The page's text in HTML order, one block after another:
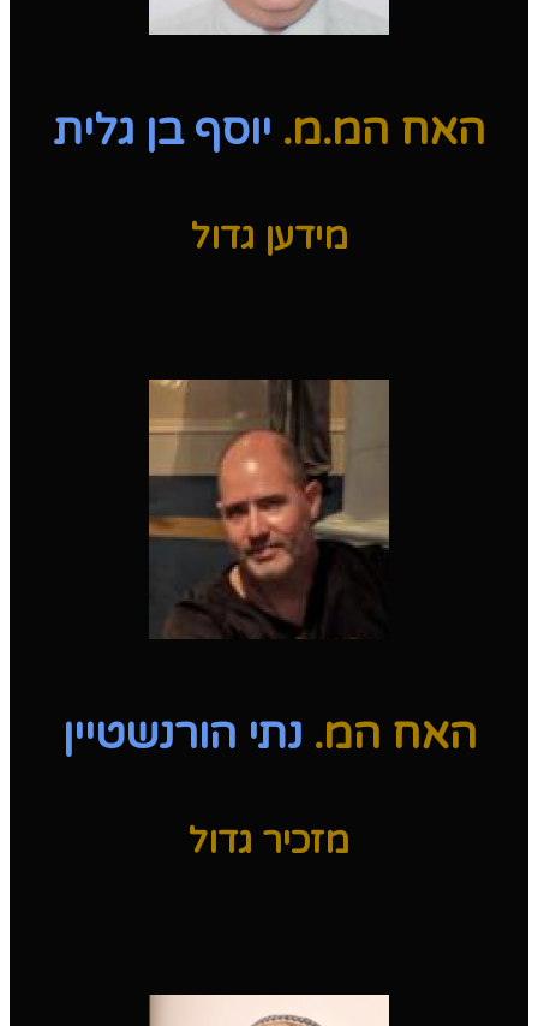
האח המ.מ. יוסף בן גלית
מידען גדול
האח המ. נתי הורנשטיין
מזכיר גדול